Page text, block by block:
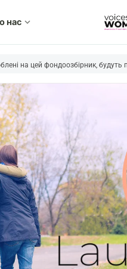
нас expand_more
на цей фондоозбірник,